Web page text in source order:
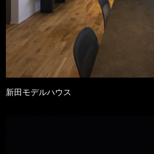
新田モデルハウス